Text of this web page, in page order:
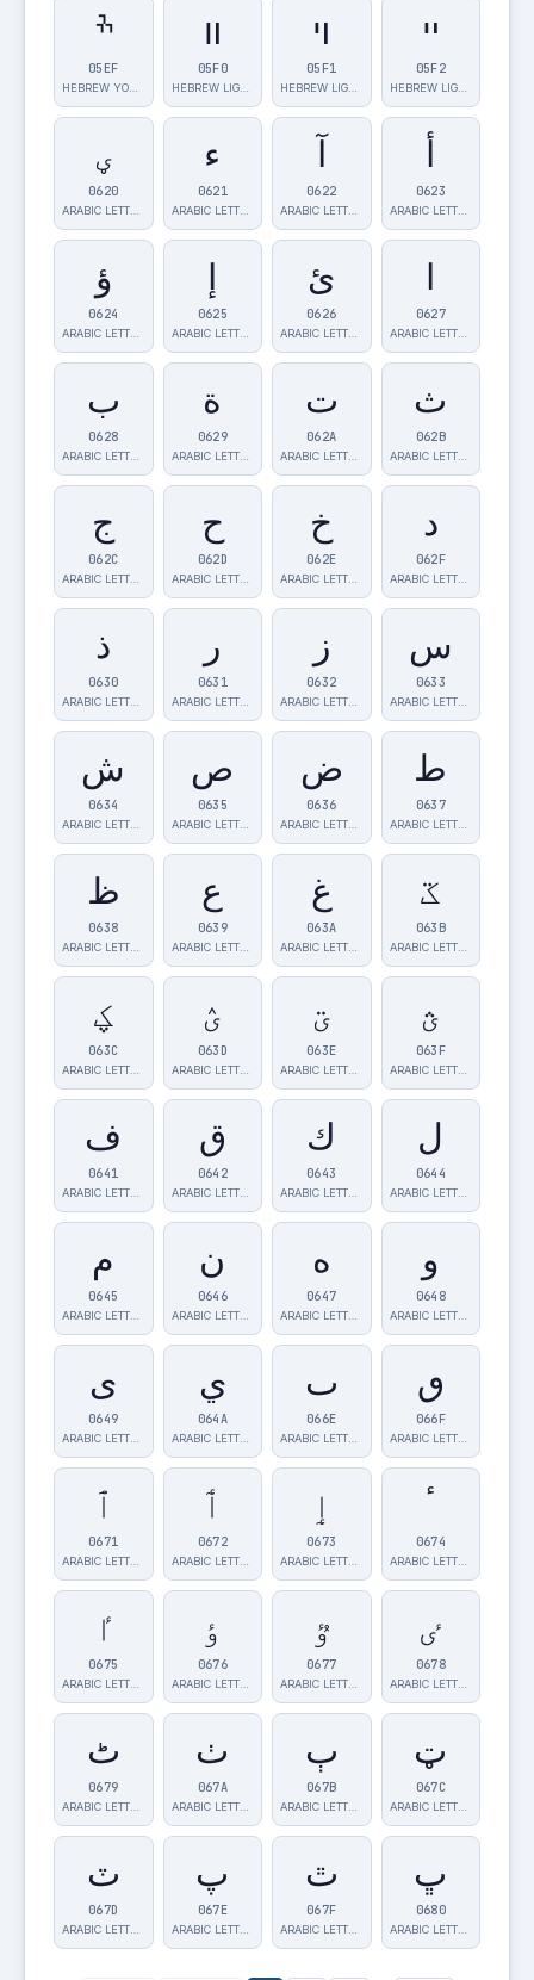
ׯ
05EF
װ
05F0
HEBREW LIGATU…
ױ
05F1
ײ
05F2
HEBREW LIGATU…
ؠ
0620
ء
0621
ARABIC LETTER…
آ
0622
أ
0623
ARABIC LETTER…
ؤ
0624
إ
0625
ARABIC LETTER…
ئ
0626
ا
0627
ARABIC LETTER…
ب
0628
ة
0629
ARABIC LETTER…
ت
062A
ث
062B
ARABIC LETTER…
ج
062C
ح
062D
ARABIC LETTER…
خ
062E
د
062F
ARABIC LETTER…
ذ
0630
ر
0631
ARABIC LETTER…
ز
0632
س
0633
ARABIC LETTER…
ش
0634
ص
0635
ARABIC LETTER…
ض
0636
ط
0637
ARABIC LETTER…
ظ
0638
ع
0639
ARABIC LETTER…
غ
063A
ػ
063B
ARABIC LETTER…
ؼ
063C
ؽ
063D
ARABIC LETTER…
ؾ
063E
ؿ
063F
ARABIC LETTER…
ف
0641
ق
0642
ARABIC LETTER…
ك
0643
ل
0644
ARABIC LETTER…
م
0645
ن
0646
ARABIC LETTER…
ه
0647
و
0648
ARABIC LETTER…
ى
0649
ي
064A
ARABIC LETTER…
ٮ
066E
ٯ
066F
ARABIC LETTER…
ٱ
0671
ٲ
0672
ARABIC LETTER…
ٳ
0673
ٴ
0674
ARABIC LETTER…
ٵ
0675
ٶ
0676
ARABIC LETTER…
ٷ
0677
ٸ
0678
ARABIC LETTER…
ٹ
0679
ٺ
067A
ARABIC LETTER…
ٻ
067B
ټ
067C
ARABIC LETTER…
ٽ
067D
پ
067E
ARABIC LETTER…
ٿ
067F
ڀ
0680
ARABIC LETTER…